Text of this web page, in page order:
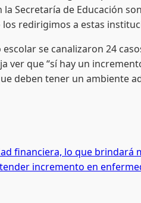
Secretaría de Educación
redirigimos a estas
se canalizaron 24 casos
ver que “sí hay un
deben tener un ambiente
financiera, lo que brindará
incremento en